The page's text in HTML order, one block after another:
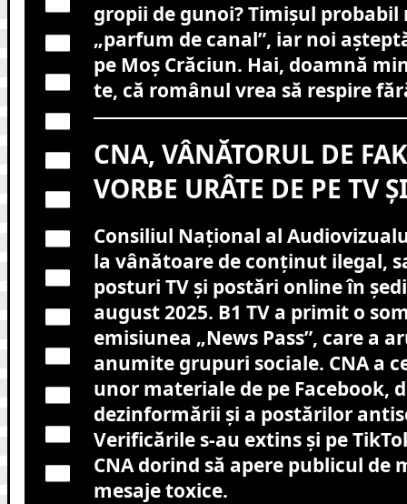
gropii de gunoi? Timișul probabil
„parfum de canal”, iar noi
pe Moș Crăciun. Hai, doamnă
te, că românul vrea să respire
CNA, VÂNĂTORUL DE
VORBE URÂTE DE PE TV
Consiliul Național al
la vânătoare de conținut ilegal,
posturi TV și postări online în
august 2025. B1 TV a primit o
emisiunea „News Pass”, care a
anumite grupuri sociale. CNA a
unor materiale de pe Facebook,
dezinformării și a postărilor
Verificările s-au extins și pe
CNA dorind să apere publicul de
mesaje toxice.